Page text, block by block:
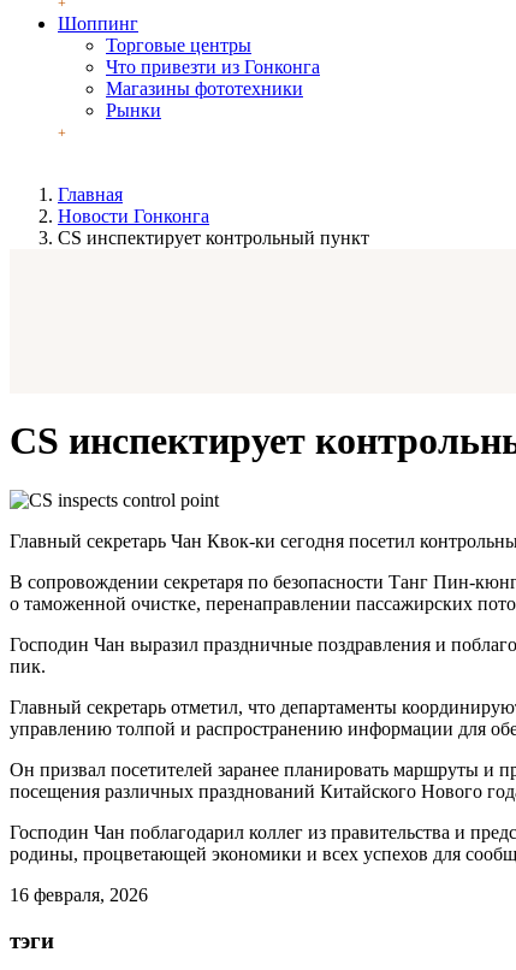
Шоппинг
Торговые центры
Что привезти из Гонконга
Магазины фототехники
Рынки
Главная
Новости Гонконга
CS инспектирует контрольный пункт
CS инспектирует
Главный секретарь Чан Квок-ки сегодня посетил
В сопровождении секретаря по безопасности Танг Пин-
о таможенной очистке, перенаправлении пассажирских
Господин Чан выразил праздничные поздравления и
пик.
Главный секретарь отметил, что департаменты
управлению толпой и распространению информации для
Он призвал посетителей заранее планировать маршруты и
посещения различных празднований Китайского Нового
Господин Чан поблагодарил коллег из правительства и
родины, процветающей экономики и всех успехов для
16 февраля, 2026
тэги